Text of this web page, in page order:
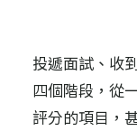
投遞面試、收
四個階段，從
評分的項目，